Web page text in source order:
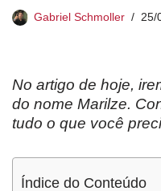
Gabriel Schmoller 25/
No artigo de hoje,
do nome Marilze.
tudo o que você
Índice do Conteúdo